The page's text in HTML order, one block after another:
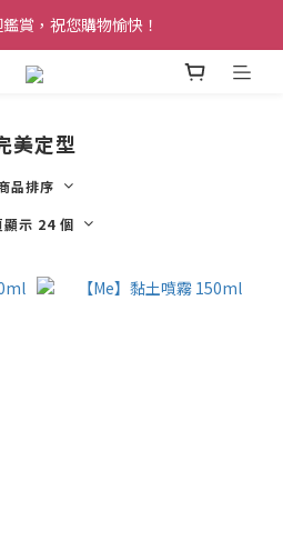
賞，祝您購物愉快！
美定型
品排序
顯示 24 個